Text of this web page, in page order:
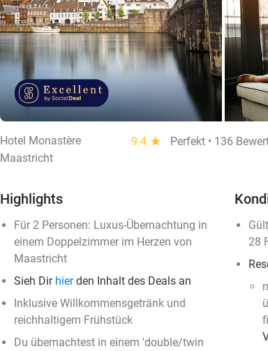
Hotel Monastère 9.4 star
Perfekt • 136
Maastricht
Highlights
Für 2 Personen: Luxus-Übernachtung in
einem Doppelzimmer im Herzen von
Maastricht
Sieh Dir hierden Inhalt des Deals an
Inklusive Willkommensgetränk und
reichhaltigem Frühstück
Du übernachtest in einem 'double/twin
28